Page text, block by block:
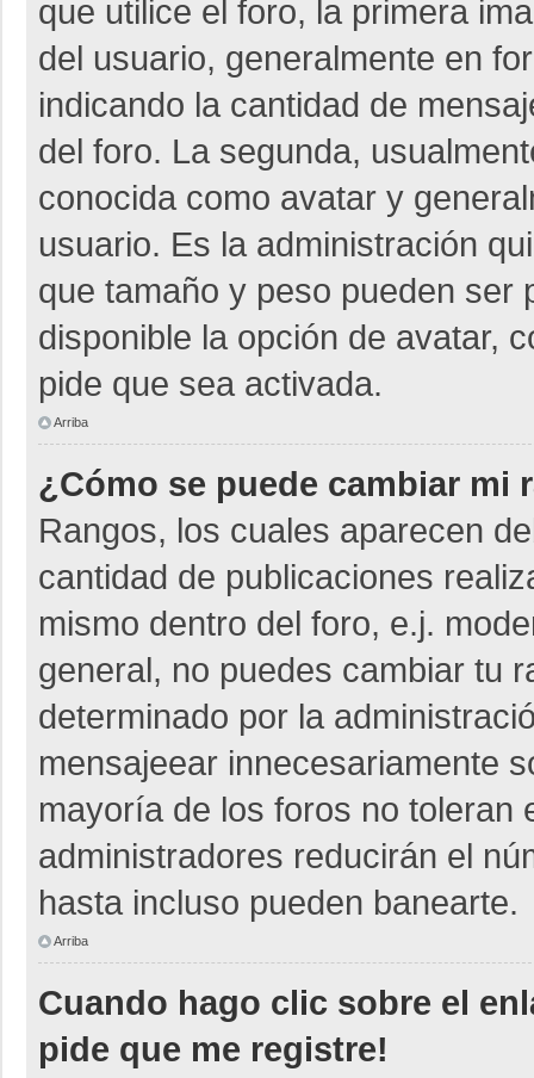
que utilice el foro, la primera
del usuario, generalmente en
indicando la cantidad de
del foro. La segunda,
conocida como avatar y
usuario. Es la administración
que tamaño y peso pueden ser
disponible la opción de avatar,
pide que sea activada.
Arriba
¿Cómo se puede cambiar mi
Rangos, los cuales aparecen
cantidad de publicaciones
mismo dentro del foro, e.j.
general, no puedes cambiar tu
determinado por la
mensajeear innecesariamente
mayoría de los foros no toleran
administradores reducirán el
hasta incluso pueden banearte.
Arriba
Cuando hago clic sobre el
pide que me registre!